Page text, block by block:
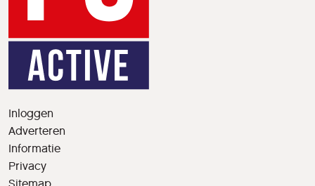
Inloggen
Adverteren
Informatie
Privacy
Sitemap